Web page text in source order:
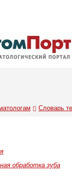
Словарь
обработка зуба